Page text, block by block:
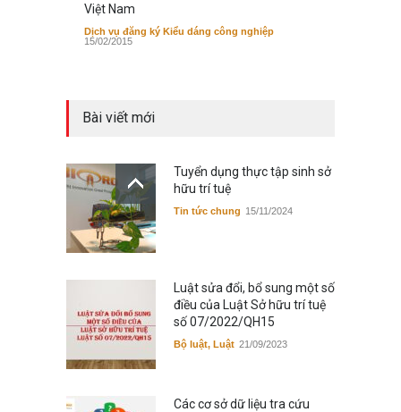
Việt Nam
Dịch vụ đăng ký Kiểu dáng công nghiệp
15/02/2015
Bài viết mới
Tuyển dụng thực tập sinh sở
hữu trí tuệ
Tin tức chung 15/11/2024
Luật sửa đổi, bổ sung một số
điều của Luật Sở hữu trí tuệ
số 07/2022/QH15
Bộ luật, Luật 21/09/2023
Các cơ sở dữ liệu tra cứu